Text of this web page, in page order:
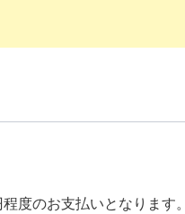
度のお支払いとなります。